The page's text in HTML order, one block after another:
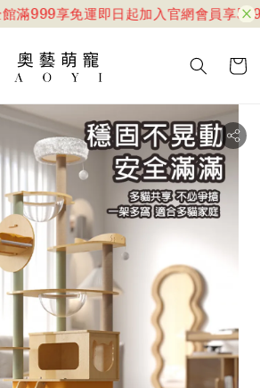
滿999享免運即日起加入官網會員享